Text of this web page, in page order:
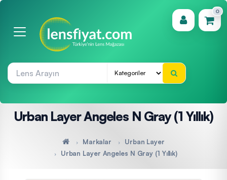
0
(0)
Urban Layer Angeles N Gray (1 Yıllık)
Markalar
Urban Layer
Urban Layer Angeles N Gray (1 Yıllık)